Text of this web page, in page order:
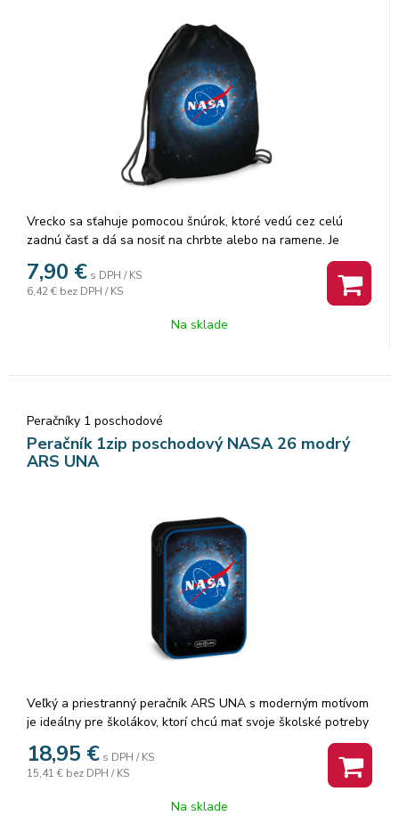
Vrecko sa sťahuje pomocou šnúrok, ktoré vedú cez celú
zadnú časť a dá sa nosiť na chrbte alebo na ramene. Je
vhodné na prezuvky alebo aj na oblečenie na telesnú
výchovu alebo na každodenné nosenie. Rozmer: 32x42 cm.
7,90 € s DPH / KS
6,42 € bez DPH / KS
Na sklade
Peračníky 1 poschodové
Peračník 1zip poschodový NASA 26 modrý
ARS UNA
Veľký a priestranný peračník ARS UNA s moderným motívom
je ideálny pre školákov, ktorí chcú mať svoje školské potreby
Vďaka premyslenému vnútornému členeniu sa doň zmestí
všetko potrebné – od ceruziek až po drobnosti, ktoré musia
18,95 € s DPH / KS
15,41 € bez DPH / KS
Na sklade